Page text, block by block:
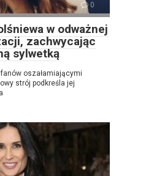
0
w odważnej
zachwycając
sylwetką
oszałamiającymi
strój podkreśla jej